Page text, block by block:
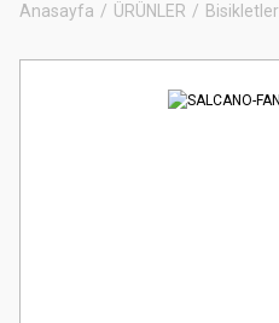
Anasayfa ÜRÜNLER Bisikletler